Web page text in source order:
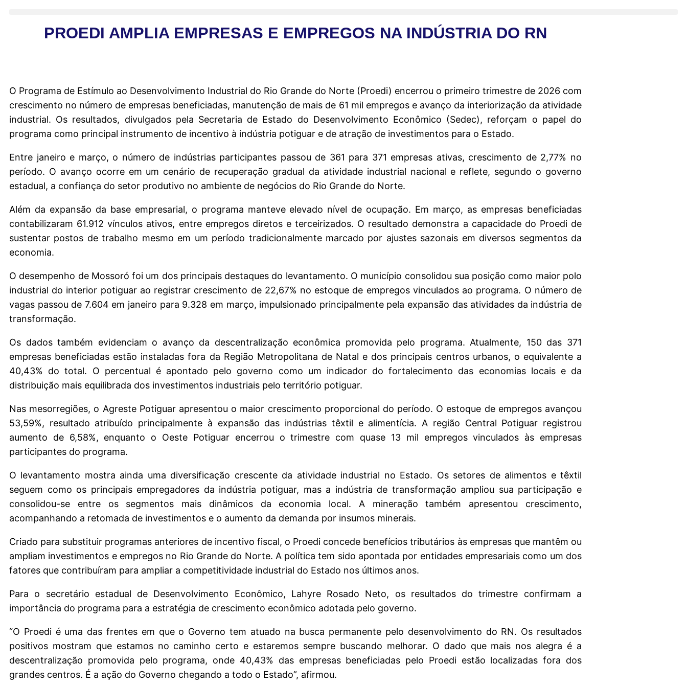
PROEDI AMPLIA EMPRESAS E EMPREGOS NA INDÚSTRIA DO RN
O Programa de Estímulo ao Desenvolvimento Industrial do Rio Grande do Norte (Proedi) encerrou o primeiro trimestre de 2026 com
crescimento no número de empresas beneficiadas, manutenção de mais de 61 mil empregos e avanço da interiorização da atividade
industrial. Os resultados, divulgados pela Secretaria de Estado do Desenvolvimento Econômico (Sedec), reforçam o papel do
programa como principal instrumento de incentivo à indústria potiguar e de atração de investimentos para o Estado.
Entre janeiro e março, o número de indústrias participantes passou de 361 para 371 empresas ativas, crescimento de 2,77% no
período. O avanço ocorre em um cenário de recuperação gradual da atividade industrial nacional e reflete, segundo o governo
estadual, a confiança do setor produtivo no ambiente de negócios do Rio Grande do Norte.
Além da expansão da base empresarial, o programa manteve elevado nível de ocupação. Em março, as empresas beneficiadas
contabilizaram 61.912 vínculos ativos, entre empregos diretos e terceirizados. O resultado demonstra a capacidade do Proedi de
sustentar postos de trabalho mesmo em um período tradicionalmente marcado por ajustes sazonais em diversos segmentos da
economia.
O desempenho de Mossoró foi um dos principais destaques do levantamento. O município consolidou sua posição como maior polo
industrial do interior potiguar ao registrar crescimento de 22,67% no estoque de empregos vinculados ao programa. O número de
vagas passou de 7.604 em janeiro para 9.328 em março, impulsionado principalmente pela expansão das atividades da indústria de
transformação.
Os dados também evidenciam o avanço da descentralização econômica promovida pelo programa. Atualmente, 150 das 371
empresas beneficiadas estão instaladas fora da Região Metropolitana de Natal e dos principais centros urbanos, o equivalente a
40,43% do total. O percentual é apontado pelo governo como um indicador do fortalecimento das economias locais e da
distribuição mais equilibrada dos investimentos industriais pelo território potiguar.
Nas mesorregiões, o Agreste Potiguar apresentou o maior crescimento proporcional do período. O estoque de empregos avançou
53,59%, resultado atribuído principalmente à expansão das indústrias têxtil e alimentícia. A região Central Potiguar registrou
aumento de 6,58%, enquanto o Oeste Potiguar encerrou o trimestre com quase 13 mil empregos vinculados às empresas
participantes do programa.
O levantamento mostra ainda uma diversificação crescente da atividade industrial no Estado. Os setores de alimentos e têxtil
seguem como os principais empregadores da indústria potiguar, mas a indústria de transformação ampliou sua participação e
consolidou-se entre os segmentos mais dinâmicos da economia local. A mineração também apresentou crescimento,
acompanhando a retomada de investimentos e o aumento da demanda por insumos minerais.
Criado para substituir programas anteriores de incentivo fiscal, o Proedi concede benefícios tributários às empresas que mantêm ou
ampliam investimentos e empregos no Rio Grande do Norte. A política tem sido apontada por entidades empresariais como um dos
fatores que contribuíram para ampliar a competitividade industrial do Estado nos últimos anos.
Para o secretário estadual de Desenvolvimento Econômico, Lahyre Rosado Neto, os resultados do trimestre confirmam a
importância do programa para a estratégia de crescimento econômico adotada pelo governo.
“O Proedi é uma das frentes em que o Governo tem atuado na busca permanente pelo desenvolvimento do RN. Os resultados
positivos mostram que estamos no caminho certo e estaremos sempre buscando melhorar. O dado que mais nos alegra é a
descentralização promovida pelo programa, onde 40,43% das empresas beneficiadas pelo Proedi estão localizadas fora dos
grandes centros. É a ação do Governo chegando a todo o Estado”, afirmou.